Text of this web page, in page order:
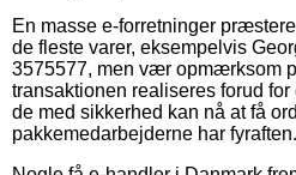
En masse e-forretninger
de fleste varer, eksempelvis
3575577, men vær opmærksom
transaktionen realiseres forud
de med sikkerhed kan nå at få
pakkemedarbejderne har fyraften.